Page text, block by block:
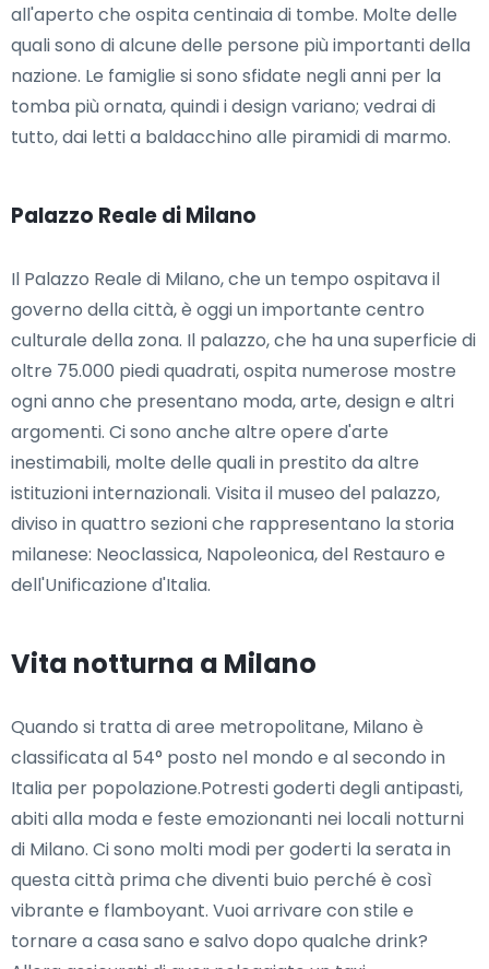
all'aperto che ospita centinaia di tombe. Molte delle
quali sono di alcune delle persone più importanti della
nazione. Le famiglie si sono sfidate negli anni per la
tomba più ornata, quindi i design variano; vedrai di
tutto, dai letti a baldacchino alle piramidi di marmo.
Palazzo Reale di Milano
Il Palazzo Reale di Milano, che un tempo ospitava il
governo della città, è oggi un importante centro
culturale della zona. Il palazzo, che ha una superficie di
oltre 75.000 piedi quadrati, ospita numerose mostre
ogni anno che presentano moda, arte, design e altri
argomenti. Ci sono anche altre opere d'arte
inestimabili, molte delle quali in prestito da altre
istituzioni internazionali. Visita il museo del palazzo,
diviso in quattro sezioni che rappresentano la storia
milanese: Neoclassica, Napoleonica, del Restauro e
dell'Unificazione d'Italia.
Vita notturna a Milano
Quando si tratta di aree metropolitane, Milano è
classificata al 54° posto nel mondo e al secondo in
Italia per popolazione.Potresti goderti degli antipasti,
abiti alla moda e feste emozionanti nei locali notturni
di Milano. Ci sono molti modi per goderti la serata in
questa città prima che diventi buio perché è così
vibrante e flamboyant. Vuoi arrivare con stile e
tornare a casa sano e salvo dopo qualche drink?